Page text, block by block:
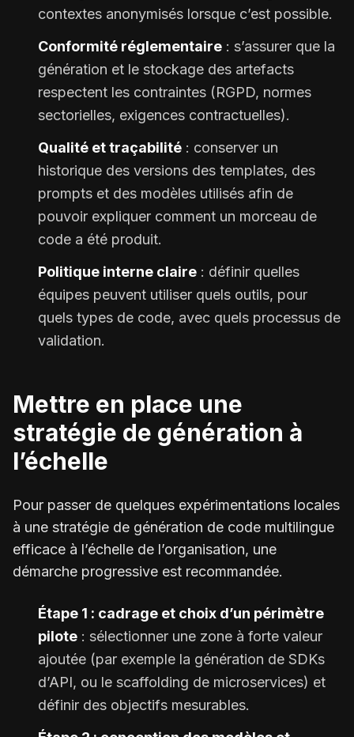
contextes anonymisés lorsque c’est possible.
Conformité réglementaire : s’assurer que la
génération et le stockage des artefacts
respectent les contraintes (RGPD, normes
sectorielles, exigences contractuelles).
Qualité et traçabilité : conserver un
historique des versions des templates, des
prompts et des modèles utilisés afin de
pouvoir expliquer comment un morceau de
code a été produit.
Politique interne claire : définir quelles
équipes peuvent utiliser quels outils, pour
quels types de code, avec quels processus de
validation.
Mettre en place une
stratégie de génération à
l’échelle
Pour passer de quelques expérimentations locales
à une stratégie de génération de code multilingue
efficace à l’échelle de l’organisation, une
démarche progressive est recommandée.
Étape 1 : cadrage et choix d’un périmètre
pilote : sélectionner une zone à forte valeur
ajoutée (par exemple la génération de SDKs
d’API, ou le scaffolding de microservices) et
définir des objectifs mesurables.